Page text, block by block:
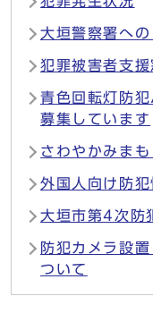
大垣警察署への
犯罪被害者支
青色回転灯防
募集しています
さわやかみま
外国人向け防犯
大垣市第4次防
防犯カメラ設
ついて